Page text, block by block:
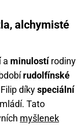
alchymisté
a minulostí rodiny
rudolfínské
díkyspeciální
Tato
myšlenek